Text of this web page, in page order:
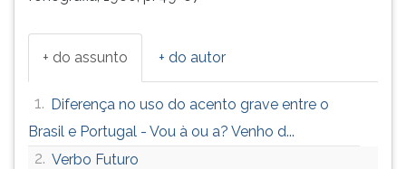
+ do assunto + do autor
1. Diferença no uso do acento grave entre o
Brasil e Portugal - Vou à ou a? Venho d...
2. Verbo Futuro